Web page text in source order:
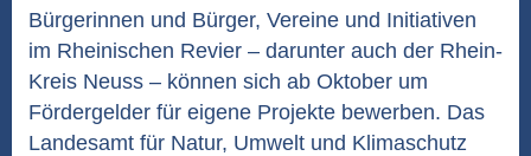
Bürgerinnen und Bürger, Vereine und Initiativen
im Rheinischen Revier – darunter auch der Rhein-
Kreis Neuss – können sich ab Oktober um
Fördergelder für eigene Projekte bewerben. Das
Landesamt für Natur, Umwelt und Klimaschutz